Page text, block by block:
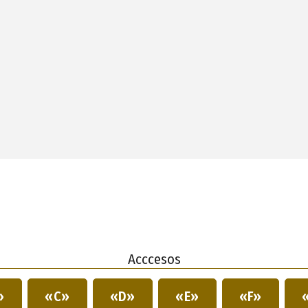
Acccesos
«C» «D» «E» «F»